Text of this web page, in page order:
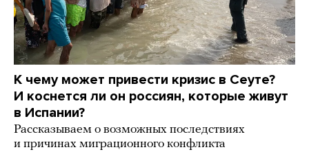
К чему может привести кризис в Сеуте?
И коснется ли он россиян, которые живут
в Испании?
Рассказываем о возможных последствиях
и причинах миграционного конфликта